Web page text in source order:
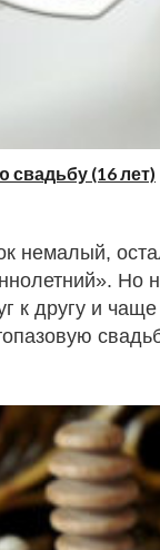
свадьбу (16 лет)
немалый,
Но
к другу и